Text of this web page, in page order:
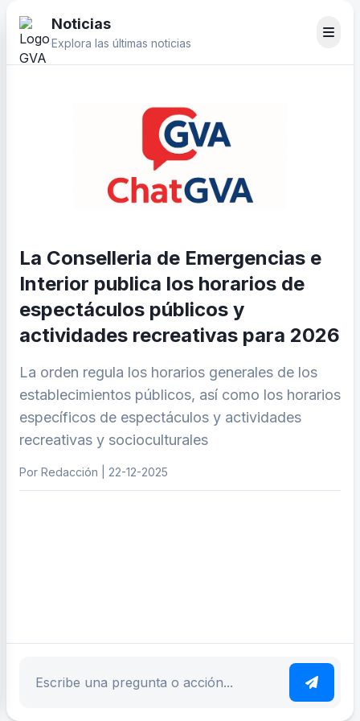
Noticias
Explora las últimas noticias
La Conselleria de Emergencias e
Interior publica los horarios de
espectáculos públicos y
actividades recreativas para 2026
La orden regula los horarios generales de los
establecimientos públicos, así como los horarios
específicos de espectáculos y actividades
recreativas y socioculturales
Por Redacción | 22-12-2025
Escribe tu pregunta